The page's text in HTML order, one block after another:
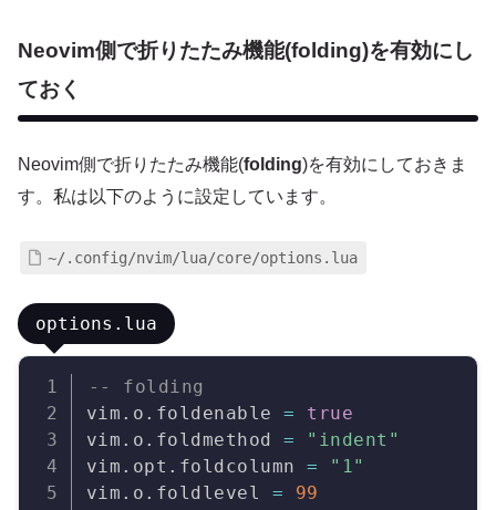
Neovim側で折りたたみ機能(folding)を有効にし
ておく
Neovim側で折りたたみ機能(folding)を有効にしておきま
す。私は以下のように設定しています。
~/.config/nvim/lua/core/options.lua
options.lua
-- folding
vim . o . foldenable =
true
vim . o . foldmethod =
"indent"
vim . opt . foldcolumn =
"1"
vim . o . foldlevel =
99